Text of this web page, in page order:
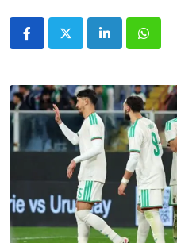
LinkedIn